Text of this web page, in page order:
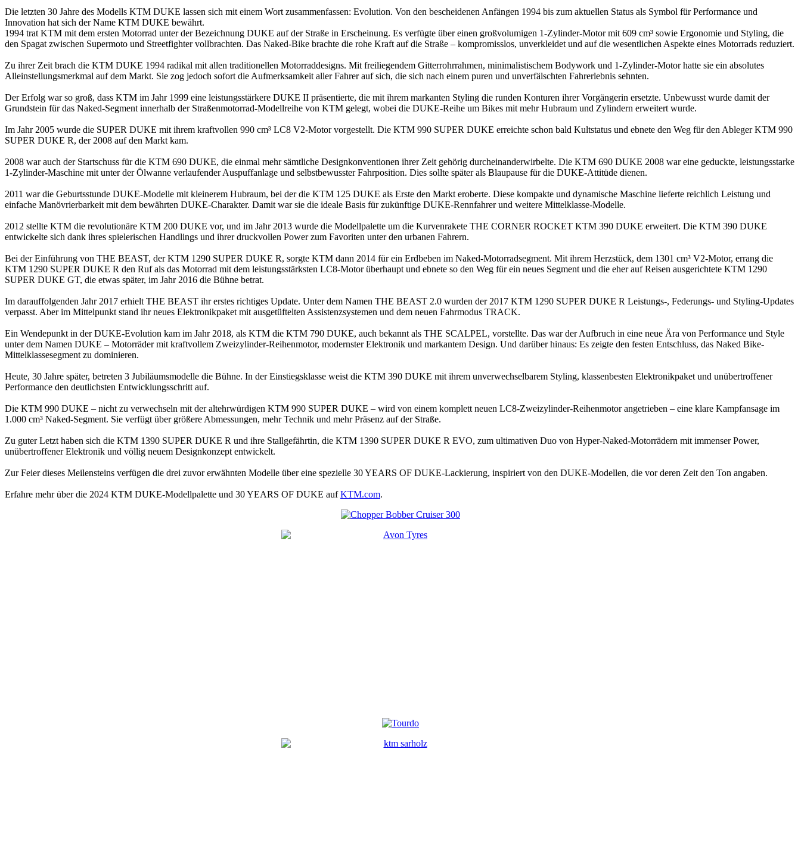
Die letzten 30 Jahre des Modells KTM DUKE lassen sich mit einem Wort zusammenfassen: Evolution. Von den bescheidenen Anfängen 1994 bis zum aktuellen Status als Symbol für Performance und
Innovation hat sich der Name KTM DUKE bewährt.
1994 trat KTM mit dem ersten Motorrad unter der Bezeichnung DUKE auf der Straße in Erscheinung. Es verfügte über einen großvolumigen 1-Zylinder-Motor mit 609 cm³ sowie Ergonomie und Styling, die
den Spagat zwischen Supermoto und Streetfighter vollbrachten. Das Naked-Bike brachte die rohe Kraft auf die Straße – kompromisslos, unverkleidet und auf die wesentlichen Aspekte eines Motorrads reduziert.
Zu ihrer Zeit brach die KTM DUKE 1994 radikal mit allen traditionellen Motorraddesigns. Mit freiliegendem Gitterrohrrahmen, minimalistischem Bodywork und 1-Zylinder-Motor hatte sie ein absolutes
Alleinstellungsmerkmal auf dem Markt. Sie zog jedoch sofort die Aufmerksamkeit aller Fahrer auf sich, die sich nach einem puren und unverfälschten Fahrerlebnis sehnten.
Der Erfolg war so groß, dass KTM im Jahr 1999 eine leistungsstärkere DUKE II präsentierte, die mit ihrem markanten Styling die runden Konturen ihrer Vorgängerin ersetzte. Unbewusst wurde damit der
Grundstein für das Naked-Segment innerhalb der Straßenmotorrad-Modellreihe von KTM gelegt, wobei die DUKE-Reihe um Bikes mit mehr Hubraum und Zylindern erweitert wurde.
Im Jahr 2005 wurde die SUPER DUKE mit ihrem kraftvollen 990 cm³ LC8 V2-Motor vorgestellt. Die KTM 990 SUPER DUKE erreichte schon bald Kultstatus und ebnete den Weg für den Ableger KTM 990
SUPER DUKE R, der 2008 auf den Markt kam.
2008 war auch der Startschuss für die KTM 690 DUKE, die einmal mehr sämtliche Designkonventionen ihrer Zeit gehörig durcheinanderwirbelte. Die KTM 690 DUKE 2008 war eine geduckte, leistungsstarke
1-Zylinder-Maschine mit unter der Ölwanne verlaufender Auspuffanlage und selbstbewusster Fahrposition. Dies sollte später als Blaupause für die DUKE-Attitüde dienen.
2011 war die Geburtsstunde DUKE-Modelle mit kleinerem Hubraum, bei der die KTM 125 DUKE als Erste den Markt eroberte. Diese kompakte und dynamische Maschine lieferte reichlich Leistung und
einfache Manövrierbarkeit mit dem bewährten DUKE-Charakter. Damit war sie die ideale Basis für zukünftige DUKE-Rennfahrer und weitere Mittelklasse-Modelle.
2012 stellte KTM die revolutionäre KTM 200 DUKE vor, und im Jahr 2013 wurde die Modellpalette um die Kurvenrakete THE CORNER ROCKET KTM 390 DUKE erweitert. Die KTM 390 DUKE
entwickelte sich dank ihres spielerischen Handlings und ihrer druckvollen Power zum Favoriten unter den urbanen Fahrern.
Bei der Einführung von THE BEAST, der KTM 1290 SUPER DUKE R, sorgte KTM dann 2014 für ein Erdbeben im Naked-Motorradsegment. Mit ihrem Herzstück, dem 1301 cm³ V2-Motor, errang die
KTM 1290 SUPER DUKE R den Ruf als das Motorrad mit dem leistungsstärksten LC8-Motor überhaupt und ebnete so den Weg für ein neues Segment und die eher auf Reisen ausgerichtete KTM 1290
SUPER DUKE GT, die etwas später, im Jahr 2016 die Bühne betrat.
Im darauffolgenden Jahr 2017 erhielt THE BEAST ihr erstes richtiges Update. Unter dem Namen THE BEAST 2.0 wurden der 2017 KTM 1290 SUPER DUKE R Leistungs-, Federungs- und Styling-Updates
verpasst. Aber im Mittelpunkt stand ihr neues Elektronikpaket mit ausgetüftelten Assistenzsystemen und dem neuen Fahrmodus TRACK.
Ein Wendepunkt in der DUKE-Evolution kam im Jahr 2018, als KTM die KTM 790 DUKE, auch bekannt als THE SCALPEL, vorstellte. Das war der Aufbruch in eine neue Ära von Performance und Style
unter dem Namen DUKE – Motorräder mit kraftvollem Zweizylinder-Reihenmotor, modernster Elektronik und markantem Design. Und darüber hinaus: Es zeigte den festen Entschluss, das Naked Bike-
Mittelklassesegment zu dominieren.
Heute, 30 Jahre später, betreten 3 Jubiläumsmodelle die Bühne. In der Einstiegsklasse weist die KTM 390 DUKE mit ihrem unverwechselbarem Styling, klassenbesten Elektronikpaket und unübertroffener
Performance den deutlichsten Entwicklungsschritt auf.
Die KTM 990 DUKE – nicht zu verwechseln mit der altehrwürdigen KTM 990 SUPER DUKE – wird von einem komplett neuen LC8-Zweizylinder-Reihenmotor angetrieben – eine klare Kampfansage im
1.000 cm³ Naked-Segment. Sie verfügt über größere Abmessungen, mehr Technik und mehr Präsenz auf der Straße.
Zu guter Letzt haben sich die KTM 1390 SUPER DUKE R und ihre Stallgefährtin, die KTM 1390 SUPER DUKE R EVO, zum ultimativen Duo von Hyper-Naked-Motorrädern mit immenser Power,
unübertroffener Elektronik und völlig neuem Designkonzept entwickelt.
Zur Feier dieses Meilensteins verfügen die drei zuvor erwähnten Modelle über eine spezielle 30 YEARS OF DUKE-Lackierung, inspiriert von den DUKE-Modellen, die vor deren Zeit den Ton angaben.
Erfahre mehr über die 2024 KTM DUKE-Modellpalette und 30 YEARS OF DUKE auf KTM.com.